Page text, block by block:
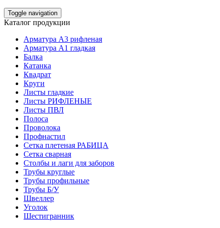
Toggle navigation
Каталог продукции
Арматура А3 рифленая
Арматура А1 гладкая
Балка
Катанка
Квадрат
Круги
Листы гладкие
Листы РИФЛЕНЫЕ
Листы ПВЛ
Полоса
Проволока
Профнастил
Сетка плетеная РАБИЦА
Сетка сварная
Столбы и лаги для заборов
Трубы круглые
Трубы профильные
Трубы Б/У
Швеллер
Уголок
Шестигранник